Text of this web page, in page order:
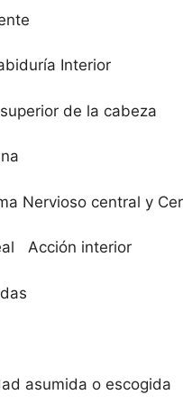
Interior
de la cabeza
Nervioso central y
Acción interior
asumida o escogida